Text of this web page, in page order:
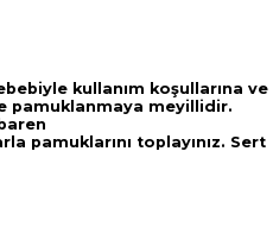
kullanım koşullarına ve
pamuklanmaya meyillidir.
pamuklarını toplayınız. Sert